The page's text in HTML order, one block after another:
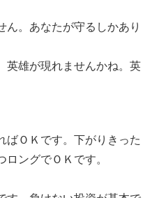
ん。あなたが守るしかあり
英雄が現れませんかね。英
ばＯＫです。下がりきった
ングでＯＫです。